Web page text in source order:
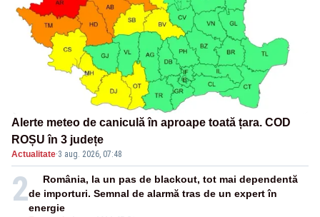
Alerte meteo de caniculă în aproape toată țara. COD
ROȘU în 3 județe
Actualitate·3 aug. 2026, 07:48
2
România, la un pas de blackout, tot mai dependentă
de importuri. Semnal de alarmă tras de un expert în
energie